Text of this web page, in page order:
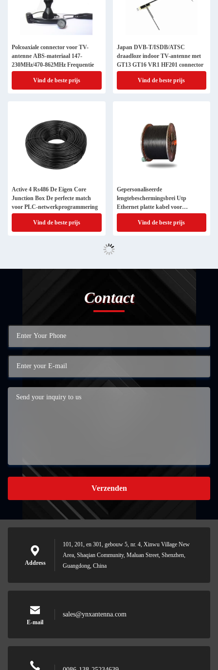
Polcoaxiale connector voor TV-
antenne ABS-materiaal 147-
230MHz/470-862MHz Frequentie
Vind de beste prijs
Japan DVB-T/ISDB/ATSC
draadloze indoor TV-antenne met
GT13 GT16 VR1 HF201 connector
Vind de beste prijs
Active 4 Rs486 De Eigen Core
Junction Box De perfecte match
voor PLC-netwerkprogrammering
Vind de beste prijs
Gepersonaliseerde
lengtebeschermingsbrei Utp
Ethernet platte kabel voor
communicatiekabels
Vind de beste prijs
Contact
Verzenden
Address
101, 201, en 301, gebouw 5, nr. 4, Xinwu Village New
Area, Shaqian Community, Maluan Street, Shenzhen,
Guangdong, China
E-mail
sales@ynxantenna.com